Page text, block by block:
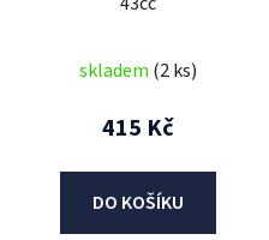
skladem (2 ks)
415 Kč
DO KOŠÍKU